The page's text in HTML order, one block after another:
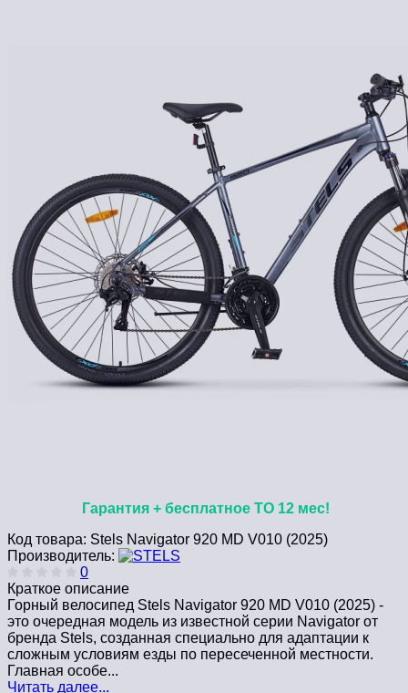
Гарантия + бесплатное ТО 12 мес!
Код товара: Stels Navigator 920 MD V010 (2025)
Производитель:
0
Краткое описание
Горный велосипед Stels Navigator 920 MD V010 (2025) -
это очередная модель из известной серии Navigator от
бренда Stels, созданная специально для адаптации к
сложным условиям езды по пересеченной местности.
Главная особе...
Читать далее...